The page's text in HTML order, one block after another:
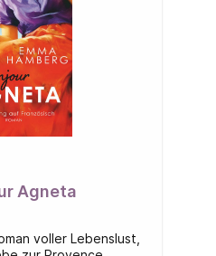
Agneta
voller Lebenslust,